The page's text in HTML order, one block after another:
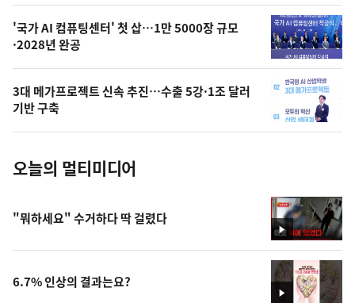
오
의
사
진
'국가 AI 컴퓨팅센터' 첫 삽…1만 5000장 규모
·2028년 완공
3대 메가프로젝트 신속 추진…수출 5강·1조 달러
기반 구축
오늘의 멀티미디어
영
상
"뭐하세요" 수거하다 딱 걸렸다
6.7% 인상의 결과는요?